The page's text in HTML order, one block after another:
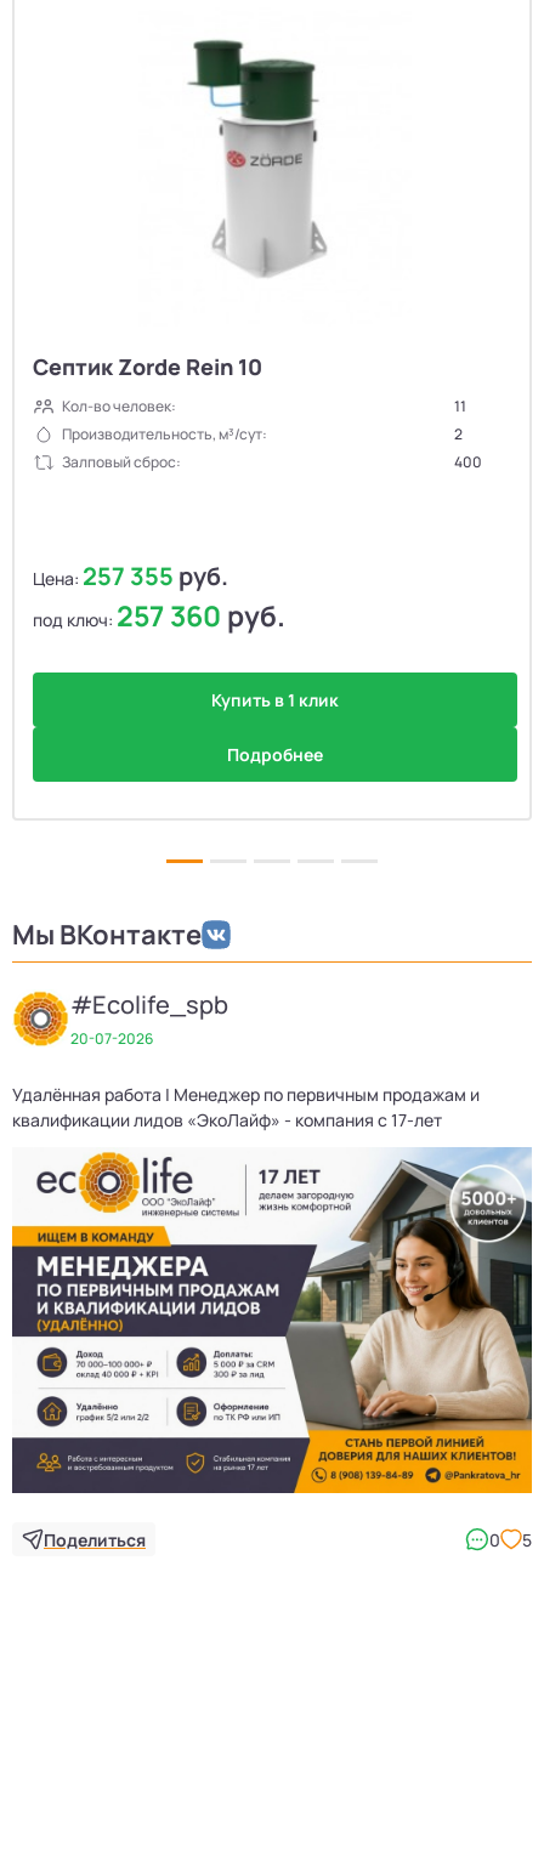
Септик Zorde Rein 10
Кол-во человек:
11
Производительность, м³/сут:
2
Залповый сброс:
400
Цена: 257 355 руб.
под ключ: 257 360 руб.
Купить в 1 клик
Подробнее
Мы ВКонтакте
#Ecolife_spb
20-07-2026
Удалённая работа | Менеджер по первичным продажам и
квалификации лидов «ЭкоЛайф» - компания с 17-лет
Поделиться 0 5